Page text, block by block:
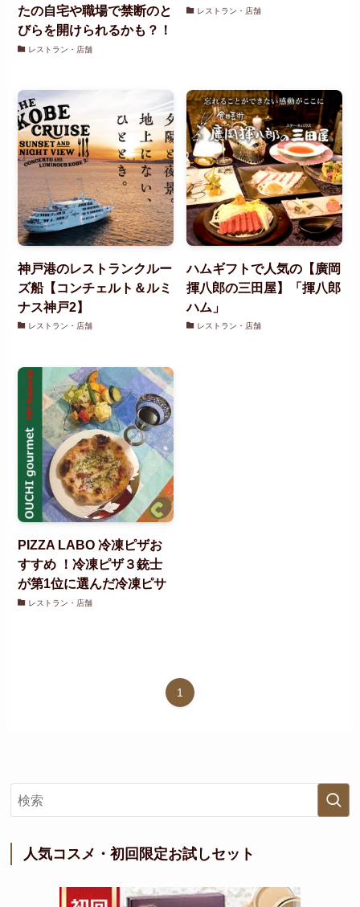
たの自宅や職場で禁断のと
びらを開けられるかも？！
レストラン・店舗
レストラン・店舗
神戸港のレストランクルー
ズ船【コンチェルト＆ルミ
ナス神戸2】
レストラン・店舗
ハムギフトで人気の【廣岡
揮八郎の三田屋】「揮八郎
ハム」
レストラン・店舗
PIZZA LABO 冷凍ピザお
すすめ ！冷凍ピザ３銃士
が第1位に選んだ冷凍ピサ
レストラン・店舗
1
人気コスメ・初回限定お試しセット